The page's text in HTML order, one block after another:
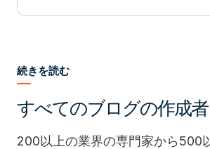
続きを読む
すべてのブログの作成
200以上の業界の専門家から500